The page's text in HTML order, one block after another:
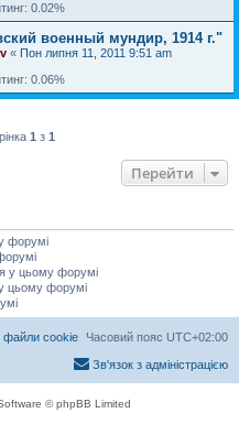
0.02%
военный мундир, 1914 г."
« Пон липня 11, 2011 9:51 am
0.06%
1 з 1
Перейти
форумі
у цьому форумі
цьому форумі
Часовий пояс UTC+02:00
файли cookie
Зв'язок з адміністрацією
© phpBB Limited